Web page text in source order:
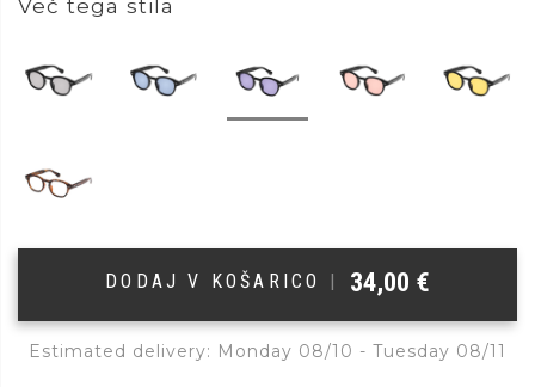
Več tega stila
DODAJ V KOŠARICO 34,00 €
Estimated delivery: Monday 08/10 - Tuesday 08/11